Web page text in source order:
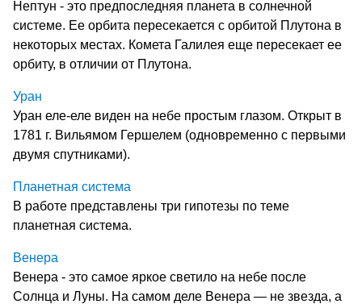
Нептун - это предпоследняя планета в солнечной
системе. Ее орбита пересекается с орбитой Плутона в
некоторых местах. Комета Галилея еще пересекает ее
орбиту, в отличии от Плутона.
Уран
Уран еле-еле виден на небе простым глазом. Открыт в
1781 г. Вильямом Гершелем (одновременно с первыми
двумя спутниками).
Планетная система
В работе представлены три гипотезы по теме
планетная система.
Венера
Венера - это самое яркое светило на небе после
Солнца и Луны. На самом деле Венера — не звезда, а